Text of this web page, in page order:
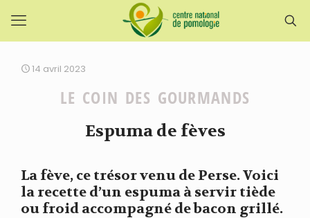
14 avril 2023
LE COIN DES GOURMANDS
Espuma de fèves
La fève, ce trésor venu de Perse. Voici
la recette d’un espuma à servir tiède
ou froid accompagné de bacon grillé.